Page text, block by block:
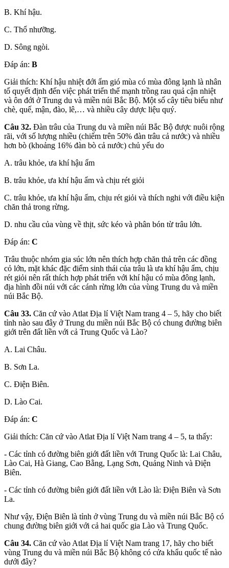
B. Khí hậu.
C. Thổ nhưỡng.
D. Sông ngòi.
Đáp án: B
Giải thích: Khí hậu nhiệt đới ẩm gió mùa có mùa đông lạnh là nhân
tố quyết định đến việc phát triển thế mạnh trồng rau quả cận nhiệt
và ôn đới ở Trung du và miền núi Bắc Bộ. Một số cây tiêu biểu như
chè, quế, mận, đào, lê,… và nhiều cây dược liệu quý.
Câu 32. Đàn trâu của Trung du và miền núi Bắc Bộ được nuôi rộng
rãi, với số lượng nhiều (chiếm trên 50% đàn trâu cả nước) và nhiều
hơn bò (khoảng 16% đàn bò cả nước) chủ yếu do
A. trâu khỏe, ưa khí hậu ẩm
B. trâu khỏe, ưa khí hậu ẩm và chịu rét giỏi
C. trâu khỏe, ưa khí hậu ẩm, chịu rét giỏi và thích nghi với điều kiện
chăn thả trong rừng.
D. nhu cầu của vùng về thịt, sức kéo và phân bón từ trâu lớn.
Đáp án: C
Trâu thuộc nhóm gia súc lớn nên thích hợp chăn thả trên các đồng
cỏ lớn, mặt khác đặc điểm sinh thái của trâu là ưa khí hậu ẩm, chịu
rét giỏi nên rất thích hợp phát triển với khí hậu có mùa đông lạnh,
địa hình đồi núi với các cánh rừng lớn của vùng Trung du và miền
núi Bắc Bộ.
Câu 33. Căn cứ vào Atlat Địa lí Việt Nam trang 4 – 5, hãy cho biết
tỉnh nào sau đây ở Trung du miền núi Bắc Bộ có chung đường biên
giới trên đất liền với cả Trung Quốc và Lào?
A. Lai Châu.
B. Sơn La.
C. Điện Biên.
D. Lào Cai.
Đáp án: C
Giải thích: Căn cứ vào Atlat Địa lí Việt Nam trang 4 – 5, ta thấy:
- Các tỉnh có đường biên giới đất liền với Trung Quốc là: Lai Châu,
Lào Cai, Hà Giang, Cao Bằng, Lạng Sơn, Quảng Ninh và Điện
Biên.
- Các tỉnh có đường biên giới đất liền với Lào là: Điện Biên và Sơn
La.
Như vậy, Điện Biên là tỉnh ở vùng Trung du và miền núi Bắc Bộ có
chung đường biên giới với cả hai quốc gia Lào và Trung Quốc.
Câu 34. Căn cứ vào Atlat Địa lí Việt Nam trang 17, hãy cho biết
vùng Trung du và miền núi Bắc Bộ không có cửa khẩu quốc tế nào
dưới đây?